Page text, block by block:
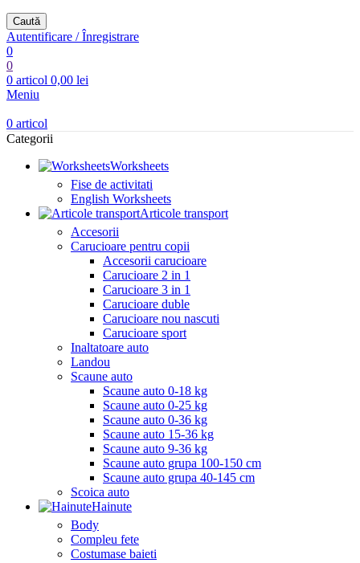
Caută
Autentificare / Înregistrare
0
0
0 articol 0,00 lei
Meniu
0 articol
Categorii
Worksheets
Fise de activitati
English Worksheets
Articole transport
Accesorii
Carucioare pentru copii
Accesorii carucioare
Carucioare 2 in 1
Carucioare 3 in 1
Carucioare duble
Carucioare nou nascuti
Carucioare sport
Inaltatoare auto
Landou
Scaune auto
Scaune auto 0-18 kg
Scaune auto 0-25 kg
Scaune auto 0-36 kg
Scaune auto 15-36 kg
Scaune auto 9-36 kg
Scaune auto grupa 100-150 cm
Scaune auto grupa 40-145 cm
Scoica auto
Hainute
Body
Compleu fete
Costumase baieti